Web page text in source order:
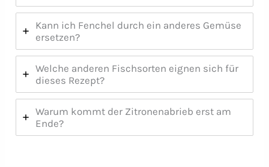
Kann ich Fenchel durch ein anderes Gemüse
ersetzen?
Welche anderen Fischsorten eignen sich für
dieses Rezept?
Warum kommt der Zitronenabrieb erst am
Ende?